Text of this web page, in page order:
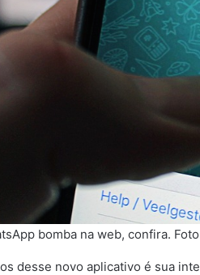
bomba na web, confira.
desse novo aplicativo é sua